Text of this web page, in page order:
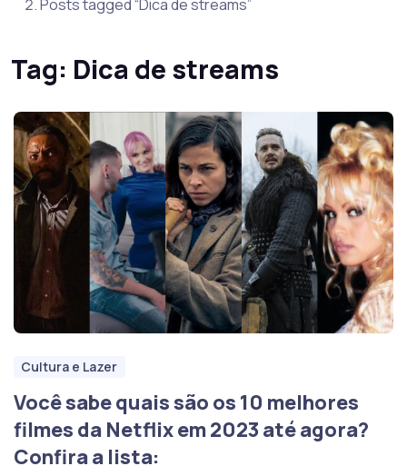
Posts tagged “Dica de streams”
Tag: Dica de streams
Cultura e Lazer
Você sabe quais são os 10 melhores
filmes da Netflix em 2023 até agora?
Confira a lista: